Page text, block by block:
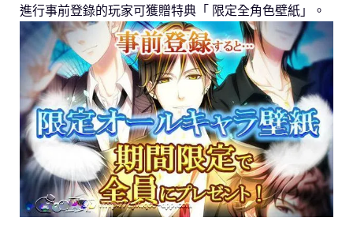
進行事前登錄的玩家可獲贈特典「 限定全角色壁紙」。